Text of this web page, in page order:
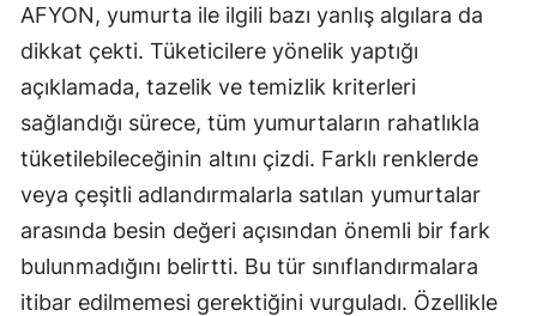
AFYON, yumurta ile ilgili bazı yanlış algılara da
dikkat çekti. Tüketicilere yönelik yaptığı
açıklamada, tazelik ve temizlik kriterleri
sağlandığı sürece, tüm yumurtaların rahatlıkla
tüketilebileceğinin altını çizdi. Farklı renklerde
veya çeşitli adlandırmalarla satılan yumurtalar
arasında besin değeri açısından önemli bir fark
bulunmadığını belirtti. Bu tür sınıflandırmalara
itibar edilmemesi gerektiğini vurguladı. Özellikle